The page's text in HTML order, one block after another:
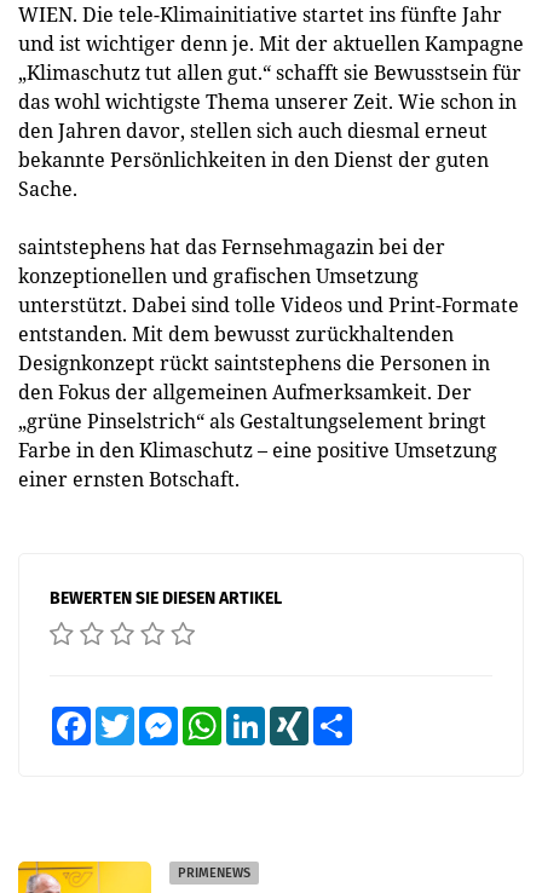
WIEN. Die tele-Klimainitiative startet ins fünfte Jahr
und ist wichtiger denn je. Mit der aktuellen Kampagne
„Klimaschutz tut allen gut.“ schafft sie Bewusstsein für
das wohl wichtigste Thema unserer Zeit. Wie schon in
den Jahren davor, stellen sich auch diesmal erneut
bekannte Persönlichkeiten in den Dienst der guten
Sache.
saintstephens hat das Fernsehmagazin bei der
konzeptionellen und grafischen Umsetzung
unterstützt. Dabei sind tolle Videos und Print-Formate
entstanden. Mit dem bewusst zurückhaltenden
Designkonzept rückt saintstephens die Personen in
den Fokus der allgemeinen Aufmerksamkeit. Der
„grüne Pinselstrich“ als Gestaltungselement bringt
Farbe in den Klimaschutz – eine positive Umsetzung
einer ernsten Botschaft.
BEWERTEN SIE DIESEN ARTIKEL
FacebookTwitter MessengerWhatsAppLinkedInXING
PRIMENEWS